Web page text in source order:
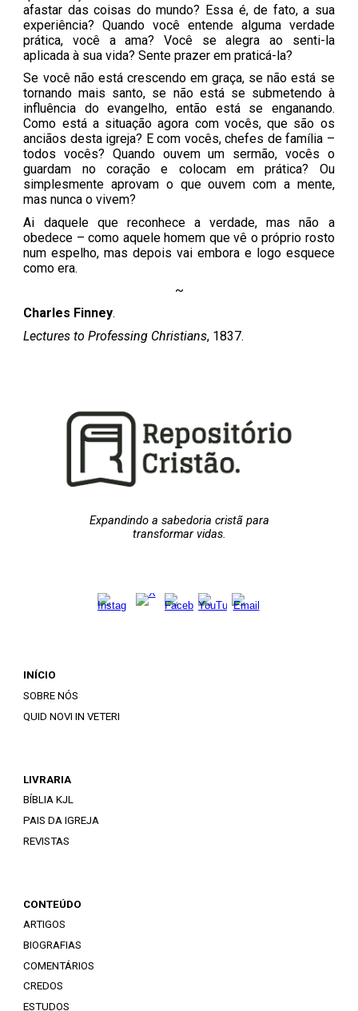
afastar das coisas do mundo? Essa é, de fato, a sua
experiência? Quando você entende alguma verdade
prática, você a ama? Você se alegra ao senti-la
aplicada à sua vida? Sente prazer em praticá-la?
Se você não está crescendo em graça, se não está se
tornando mais santo, se não está se submetendo à
influência do evangelho, então está se enganando.
Como está a situação agora com vocês, que são os
anciãos desta igreja? E com vocês, chefes de família –
todos vocês? Quando ouvem um sermão, vocês o
guardam no coração e colocam em prática? Ou
simplesmente aprovam o que ouvem com a mente,
mas nunca o vivem?
Ai daquele que reconhece a verdade, mas não a
obedece – como aquele homem que vê o próprio rosto
num espelho, mas depois vai embora e logo esquece
como era.
~
Charles Finney.
Lectures to Professing Christians, 1837.
Expandindo a sabedoria cristã para
transformar vidas.
INÍCIO
SOBRE NÓS
QUID NOVI IN VETERI
LIVRARIA
BÍBLIA KJL
PAIS DA IGREJA
REVISTAS
CONTEÚDO
ARTIGOS
BIOGRAFIAS
COMENTÁRIOS
CREDOS
ESTUDOS